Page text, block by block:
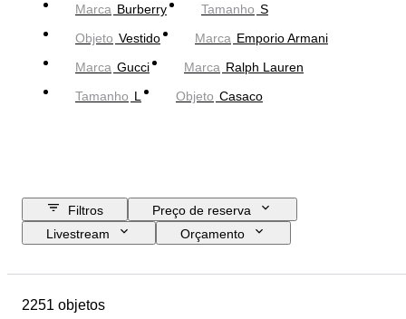
Marca Burberry Tamanho S
Objeto Vestido Marca Emporio Armani
Marca Gucci Marca Ralph Lauren
Tamanho L Objeto Casaco
Filtros
Preço de reserva
Livestream
Orçamento
País de origem
2251 objetos